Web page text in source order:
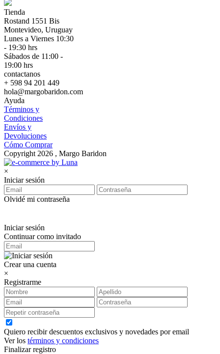
Tienda
Rostand 1551 Bis
Montevideo, Uruguay
Lunes a Viernes 10:30
- 19:30 hrs
Sábados de 11:00 -
19:00 hrs
contactanos
+ 598 94 201 449
hola@margobaridon.com
Ayuda
Términos y
Condiciones
Envíos y
Devoluciones
Cómo Comprar
Copyright 2026 , Margo Baridon
×
Iniciar sesión
Olvidé mi contraseña
Iniciar sesión
Continuar como invitado
Crear una cuenta
×
Registrarme
Quiero recibir descuentos exclusivos y novedades por email
Ver los términos y condiciones
Finalizar registro